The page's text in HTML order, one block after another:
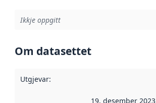
Ikkje oppgitt
Om datasettet
Utgjevar:
19. desember 2023